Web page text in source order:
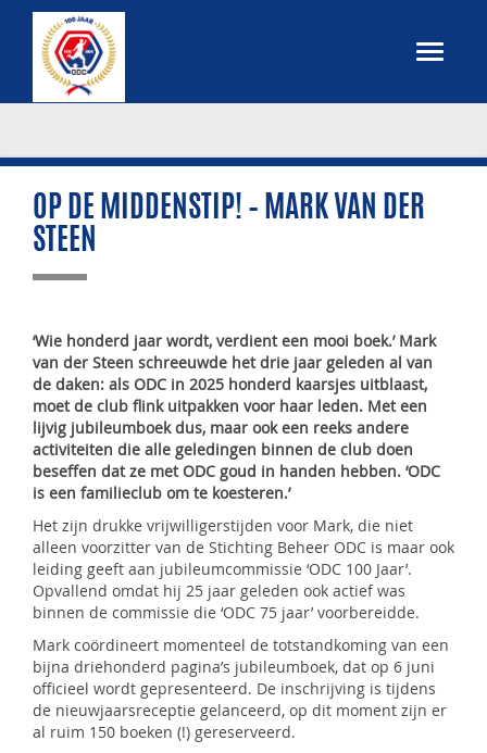
OP DE MIDDENSTIP! – MARK VAN DER
STEEN
‘Wie honderd jaar wordt, verdient een mooi boek.’ Mark
van der Steen schreeuwde het drie jaar geleden al van
de daken: als ODC in 2025 honderd kaarsjes uitblaast,
moet de club flink uitpakken voor haar leden. Met een
lijvig jubileumboek dus, maar ook een reeks andere
activiteiten die alle geledingen binnen de club doen
beseffen dat ze met ODC goud in handen hebben. ‘ODC
is een familieclub om te koesteren.’
Het zijn drukke vrijwilligerstijden voor Mark, die niet
alleen voorzitter van de Stichting Beheer ODC is maar ook
leiding geeft aan jubileumcommissie ‘ODC 100 Jaar’.
Opvallend omdat hij 25 jaar geleden ook actief was
binnen de commissie die ‘ODC 75 jaar’ voorbereidde.
Mark coördineert momenteel de totstandkoming van een
bijna driehonderd pagina’s jubileumboek, dat op 6 juni
officieel wordt gepresenteerd. De inschrijving is tijdens
de nieuwjaarsreceptie gelanceerd, op dit moment zijn er
al ruim 150 boeken (!) gereserveerd.